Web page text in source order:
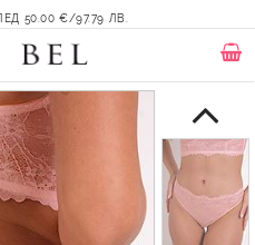
50.00 €/97.79 ЛВ.